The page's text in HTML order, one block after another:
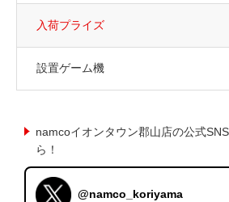
入荷プライズ
設置ゲーム機
namcoイオンタウン郡山店の公式
ら！
@namco_koriyama